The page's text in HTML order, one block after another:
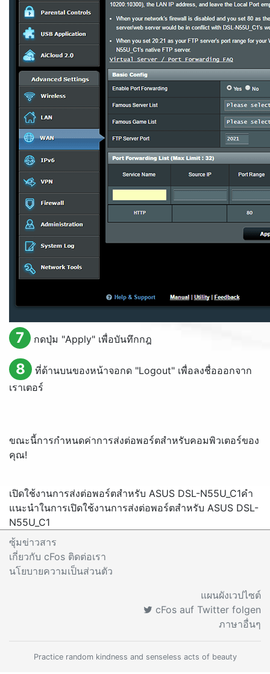
7 กดปุ่ม "Apply" เพื่อบันทึกกฎ
8 ที่ด้านบนของหน้าจอกด "Logout" เพื่อลงชื่อออกจาก
เราเตอร์
ขณะนี้การกำหนดค่าการส่งต่อพอร์ตสำหรับคอมพิวเตอร์ของ
คุณ!
เปิดใช้งานการส่งต่อพอร์ตสำหรับ ASUS DSL-N55U_C1คำ
แนะนำในการเปิดใช้งานการส่งต่อพอร์ตสำหรับ ASUS DSL-
N55U_C1
ซุ้มข่าวสาร
เกี่ยวกับ cFos ติดต่อเรา
นโยบายความเป็นส่วนตัว
แผนผังเวปไซต์
cFos auf Twitter folgen
ภาษาอื่นๆ
Practice random kindness and senseless acts of beauty